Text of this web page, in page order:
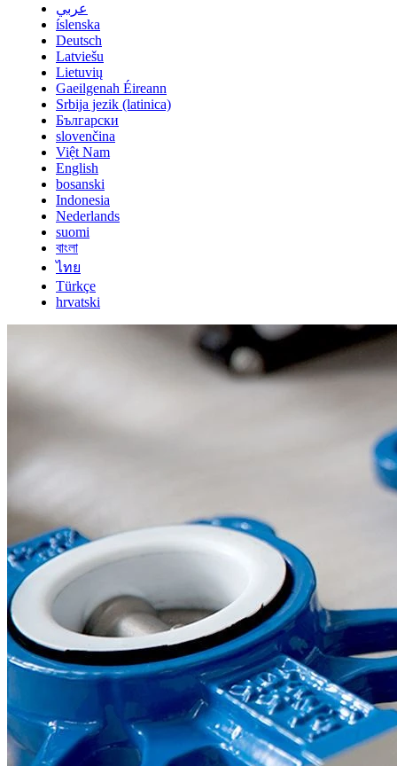
عربي
íslenska
Deutsch
Latviešu
Lietuvių
Gaeilgenah Éireann
Srbija jezik (latinica)
Български
slovenčina
Việt Nam
English
bosanski
Indonesia
Nederlands
suomi
বাংলা
ไทย
Türkçe
hrvatski